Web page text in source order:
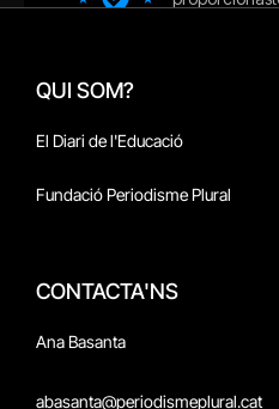
QUI SOM?
El Diari de l'Educació
Fundació Periodisme Plural
CONTACTA'NS
Ana Basanta
abasanta@periodismeplural.cat